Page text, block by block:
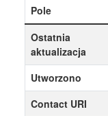
Pole
Ostatnia
aktualizacja
Utworzono
Contact URI